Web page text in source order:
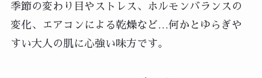
季節の変わり目やストレス、ホルモンバランスの
変化、エアコンによる乾燥など…何かとゆらぎや
すい大人の肌に心強い味方です。